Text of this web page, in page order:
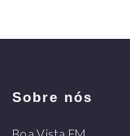
Sobre nós